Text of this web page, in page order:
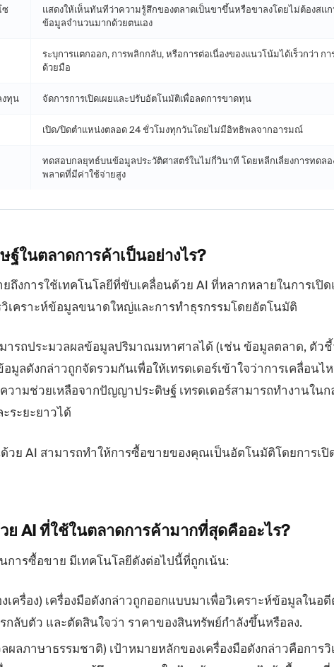
ซ
แสดงให้เห็นทันทีว่าความรู้สึกของตลาดเป็นขาขึ้นหรือขาลงโดยไม่ต้องสแ
ข้อมูลจำนวนมากด้วยตนเอง
ระบุการแตกออก, การพลิกกลับ, หรือการต่อเนื่องของแนวโน้มได้เร็วกว่า ก
ด้วยมือ
งทุน จัดการการเปิดเผยและปรับอัตโนมัติเพื่อลดการขาดทุน
เปิด/ปิดตำแหน่งตลอด 24 ชั่วโมงทุกวันโดยไม่มีอิทธิพลจากอารมณ์
ทดสอบกลยุทธ์บนข้อมูลประวัติศาสตร์ในไม่กี่วินาที โดยหลีกเลี่ยงการทดล
พลาดที่มีค่าใช้จ่ายสูง
ในตลาดการค้าเป็นอย่างไร?
ถึงการใช้เทคโนโลยีที่ขับเคลื่อนด้วย AI ที่หลากหลายในการเปิ
เคราะห์ข้อมูลขนาดใหญ่และการทำธุรกรรมโดยอัตโนมัติ
ารถประมวลผลข้อมูลปริมาณมหาศาลได้ (เช่น ข้อมูลตลาด, ตัว
ลดังกล่าวถูกจัดรวมกันเพื่อให้เทรดเดอร์เข้าใจว่าการเคลื่อนไ
ามช่วยเหลือจากปัญญาประดิษฐ์ เทรดเดอร์สามารถทำงานในก
ระยะยาวได้
วย AI สามารถทำให้การซื้อขายของคุณเป็นอัตโนมัติโดยการเปิ
ย AIที่ใช้ในตลาดการค้ามากที่สุดคืออะไร?
การซื้อขาย มีเทคโนโลยีดังต่อไปนี้ที่ถูกเน้น:
เครื่อง) เครื่องมือดังกล่าวถูกออกแบบมาเพื่อวิเคราะห์ข้อมูลในอ
ลับตัว และตัดสินใจว่า ราคาของสินทรัพย์กำลังขึ้นหรือลง.
ผลภาษาธรรมชาติ) เป้าหมายหลักของเครื่องมือดังกล่าวคือการวิ